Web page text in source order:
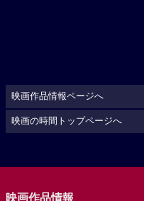
映画作品情報ページへ
映画の時間トップページへ
映画作品情報